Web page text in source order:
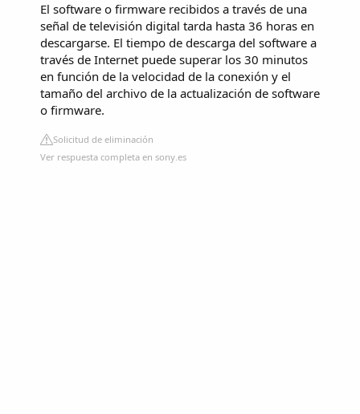
El software o firmware recibidos a través de una
señal de televisión digital tarda hasta 36 horas en
descargarse. El tiempo de descarga del software a
través de Internet puede superar los 30 minutos
en función de la velocidad de la conexión y el
tamaño del archivo de la actualización de software
o firmware.
Solicitud de eliminación
Ver respuesta completa en sony.es